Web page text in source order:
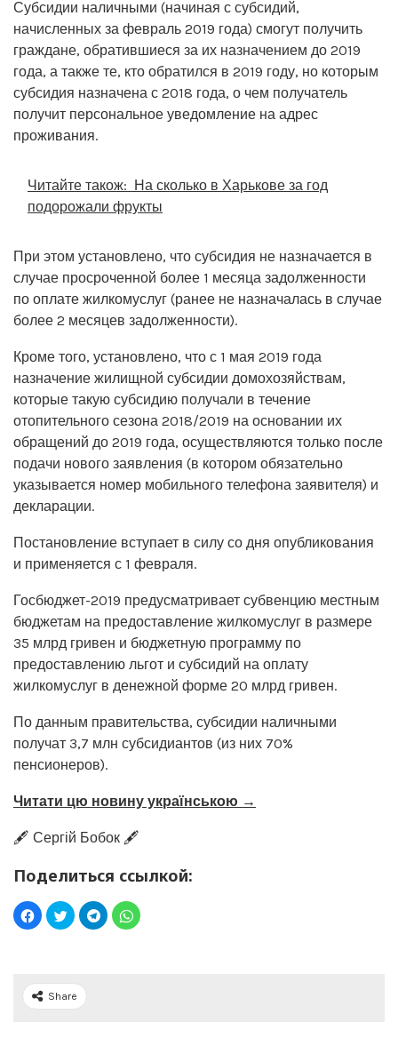
Субсидии наличными (начиная с субсидий,
начисленных за февраль 2019 года) смогут получить
граждане, обратившиеся за их назначением до 2019
года, а также те, кто обратился в 2019 году, но которым
субсидия назначена с 2018 года, о чем получатель
получит персональное уведомление на адрес
проживания.
Читайте також: На сколько в Харькове за год
подорожали фрукты
При этом установлено, что субсидия не назначается в
случае просроченной более 1 месяца задолженности
по оплате жилкомуслуг (ранее не назначалась в случае
более 2 месяцев задолженности).
Кроме того, установлено, что с 1 мая 2019 года
назначение жилищной субсидии домохозяйствам,
которые такую субсидию получали в течение
отопительного сезона 2018/2019 на основании их
обращений до 2019 года, осуществляются только после
подачи нового заявления (в котором обязательно
указывается номер мобильного телефона заявителя) и
декларации.
Постановление вступает в силу со дня опубликования
и применяется с 1 февраля.
Госбюджет-2019 предусматривает субвенцию местным
бюджетам на предоставление жилкомуслуг в размере
35 млрд гривен и бюджетную программу по
предоставлению льгот и субсидий на оплату
жилкомуслуг в денежной форме 20 млрд гривен.
По данным правительства, субсидии наличными
получат 3,7 млн субсидиантов (из них 70%
пенсионеров).
Читати цю новину українською →
🖋️ Сергій Бобок 🖋️
Поделиться ссылкой:
Share